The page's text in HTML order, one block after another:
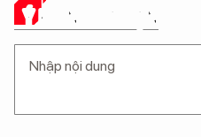
Ý KIẾN CỦA BẠN